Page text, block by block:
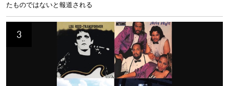
たものではないと報道される